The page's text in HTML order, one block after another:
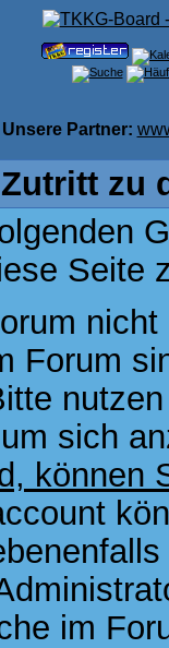
Unsere Partner:
zu
Seite
Forum
sich
können
im